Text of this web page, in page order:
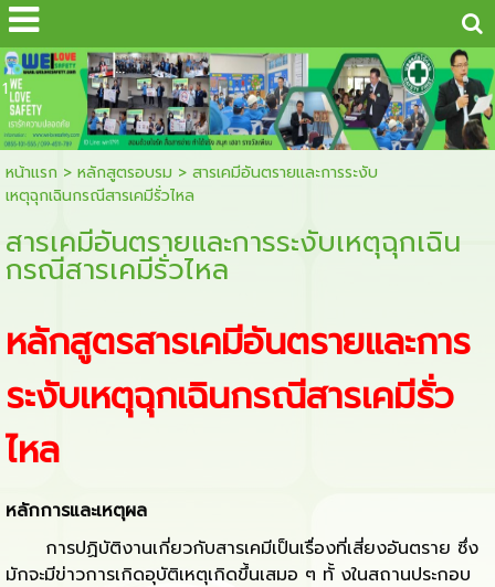
...
1
หน้าแรก > หลักสูตรอบรม > สารเคมีอันตรายและการระงับ
เหตุฉุกเฉินกรณีสารเคมีรั่วไหล
สารเคมีอันตรายและการระงับเหตุฉุกเฉิน
กรณีสารเคมีรั่วไหล
หลักสูตรสารเคมีอันตรายและการ
ระงับเหตุฉุกเฉินกรณีสารเคมีรั่ว
ไหล
หลักการและเหตุผล
การปฏิบัติงานเกี่ยวกับสารเคมีเป็นเรื่องที่เสี่ยงอันตราย ซึ่ง
มักจะมีข่าวการเกิดอุบัติเหตุเกิดขึ้นเสมอ ๆ ทั้ งในสถานประกอบ